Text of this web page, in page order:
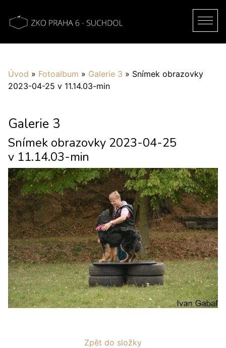
Úvod » Fotoalbum » Galerie 3 » Snímek obrazovky
2023-04-25 v 11.14.03-min
Galerie 3
Snímek obrazovky 2023-04-25
v 11.14.03-min
Zpět do složky